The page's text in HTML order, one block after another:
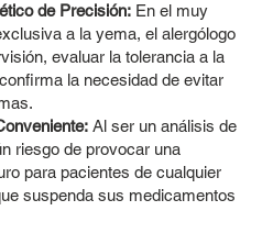
de Precisión:En el muy
a la yema, el alergólogo
evaluar la tolerancia a la
la necesidad de evitar
Al ser un análisis de
riesgo de provocar una
para pacientes de cualquier
suspenda sus medicamentos